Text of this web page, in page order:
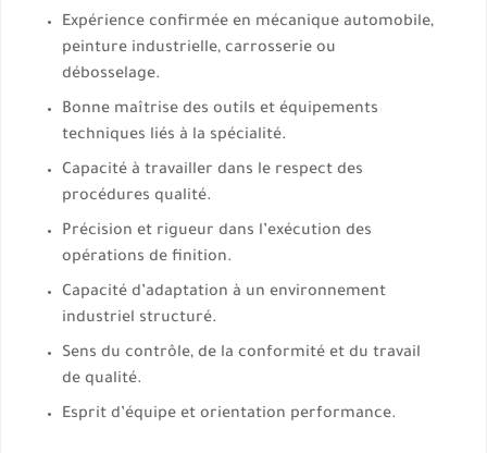
Expérience confirmée en mécanique automobile,
peinture industrielle, carrosserie ou
débosselage.
Bonne maîtrise des outils et équipements
techniques liés à la spécialité.
Capacité à travailler dans le respect des
procédures qualité.
Précision et rigueur dans l’exécution des
opérations de finition.
Capacité d’adaptation à un environnement
industriel structuré.
Sens du contrôle, de la conformité et du travail
de qualité.
Esprit d’équipe et orientation performance.